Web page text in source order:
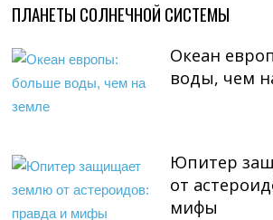
ПЛАНЕТЫ СОЛНЕЧНОЙ СИСТЕМЫ
Океан
воды, чем
Юпитер
от
мифы